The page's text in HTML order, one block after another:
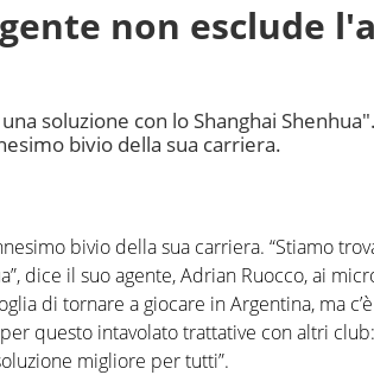
non esclude
soluzione con lo Shanghai
bivio della sua carriera.
bivio della sua carriera. “Stiamo
dice il suo agente, Adrian Ruocco, ai
di tornare a giocare in Argentina, ma
questo intavolato trattative con altri
migliore per tutti”.